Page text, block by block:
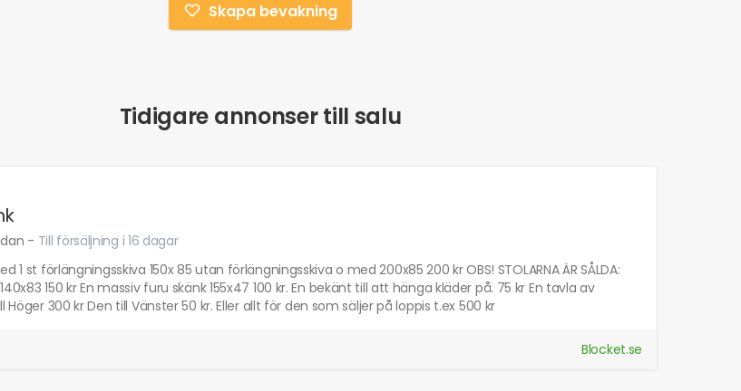
Skapa bevakning
Tidigare annonser till salu
- Till försäljning i 16 dagar
1 st förlängningsskiva 150x 85 utan förlängningsskiva o med 200x85 200 kr OBS! STOLARNA ÄR SÅLDA:
150 kr En massiv furu skänk 155x47 100 kr. En bekänt till att hänga kläder på. 75 kr En tavla av
Höger 300 kr Den till Vänster 50 kr. Eller allt för den som säljer på loppis t.ex 500 kr
Blocket.se